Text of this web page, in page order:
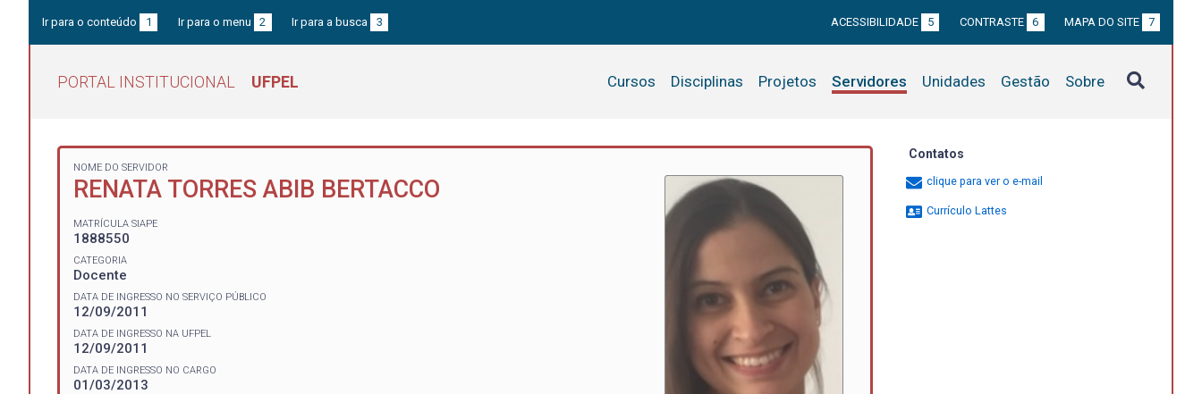
Ir para o conteúdo 1 Ir para o menu 2 Ir para a busca 3 ACESSIBILIDADE 5 CONTRASTE 6 MAPA DO SITE 7
PORTAL INSTITUCIONAL UFPEL Cursos Disciplinas Projetos Servidores Unidades Gestão Sobre
NOME DO SERVIDOR
RENATA TORRES ABIB BERTACCO
MATRÍCULA SIAPE
1888550
CATEGORIA
Docente
DATA DE INGRESSO NO SERVIÇO PÚBLICO
12/09/2011
DATA DE INGRESSO NA UFPEL
12/09/2011
DATA DE INGRESSO NO CARGO
01/03/2013
Contatos
clique para ver o e-mail
Currículo Lattes